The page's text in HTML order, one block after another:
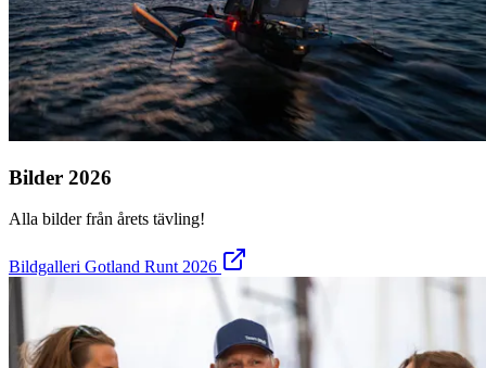
Bilder 2026
Alla bilder från årets tävling!
Bildgalleri Gotland Runt 2026